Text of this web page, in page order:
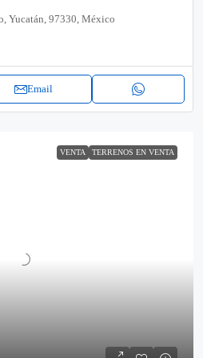
Yucatán, 97330, México
Email
VENTA TERRENOS EN VENTA